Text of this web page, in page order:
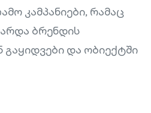
კამპანიები, რამაც
ბრენდის
და ობიექტში